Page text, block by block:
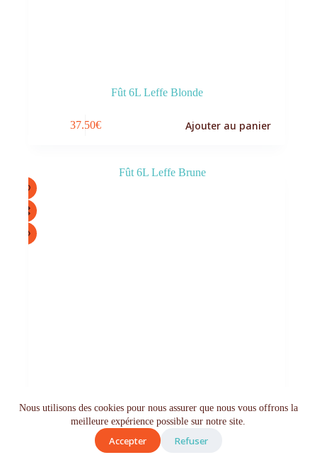
Nous utilisons des cookies pour nous assurer que nous vous offrons la
meilleure expérience possible sur notre site.
Accepter Refuser
Fût 6L Leffe Blonde
37.50€ Ajouter au panier